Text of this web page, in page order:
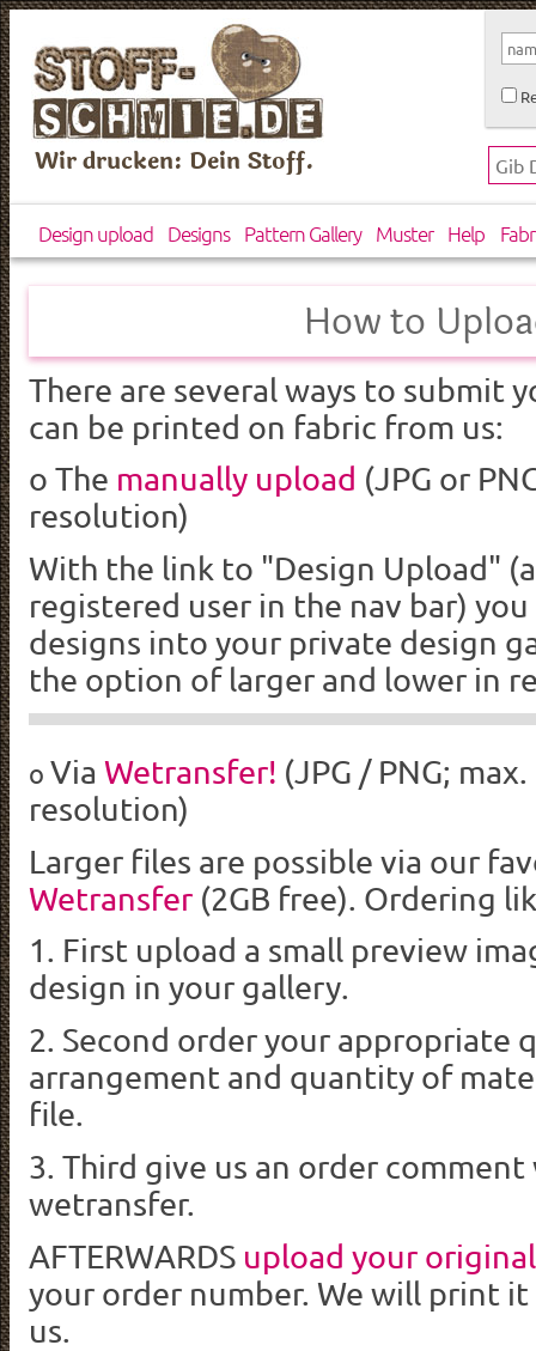
Wir drucken: Dein Stoff.
Design upload Designs Pattern Gallery Muster Help
How to
There are several ways to submit
can be printed on fabric from us:
o The manually upload (JPG or
resolution)
With the link to "Design Upload"
registered user in the nav bar) you
designs into your private design
the option of larger and lower in
o Via Wetransfer! (JPG / PNG;
resolution)
Larger files are possible via our
Wetransfer (2GB free). Ordering
1. First upload a small preview
design in your gallery.
2. Second order your appropriate
arrangement and quantity of
file.
3. Third give us an order
wetransfer.
AFTERWARDS upload your
your order number. We will print
us.